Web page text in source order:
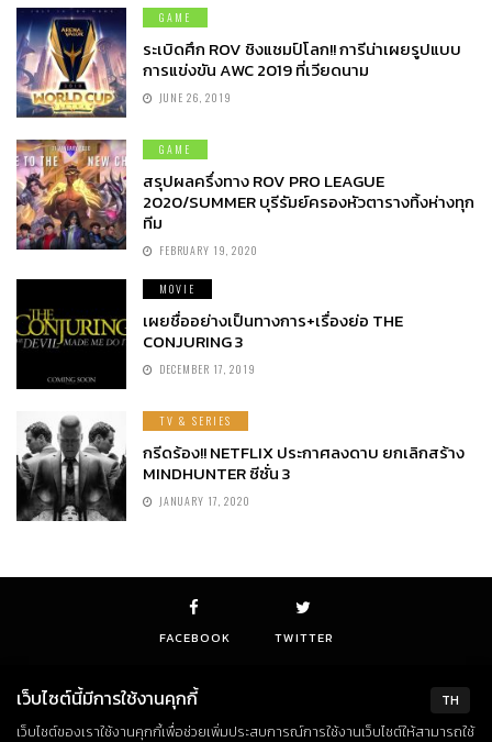
GAME
ระเบิดศึก ROV ชิงแชมป์โลก!! การีน่าเผยรูปแบบ
การแข่งขัน AWC 2019 ที่เวียดนาม
JUNE 26, 2019
GAME
สรุปผลครึ่งทาง ROV PRO LEAGUE
2020/SUMMER บุรีรัมย์ครองหัวตารางทิ้งห่างทุก
ทีม
FEBRUARY 19, 2020
MOVIE
เผยชื่ออย่างเป็นทางการ+เรื่องย่อ THE
CONJURING 3
DECEMBER 17, 2019
TV & SERIES
กรีดร้อง!! NETFLIX ประกาศลงดาบ ยกเลิกสร้าง
MINDHUNTER ซีซั่น 3
JANUARY 17, 2020
FACEBOOK TWITTER
© Copyright 2018. All Rights Reserved
TH
เว็บไซต์นี้มีการใช้งานคุกกี้
เว็บไซต์ของเราใช้งานคุกกี้เพื่อช่วยเพิ่มประสบการณ์การใช้งานเว็บไซต์ให้สามารถใช้